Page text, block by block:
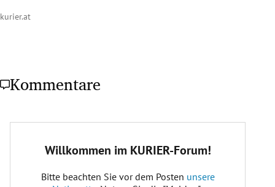
kurier.at
Kommentare